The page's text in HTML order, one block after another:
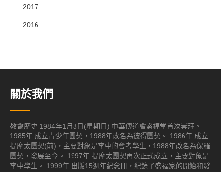
2017
2016
關於我們
教會歷史 1984年1月8日(星期日) 中華傳道會盛福堂首次崇拜。
1985年 成立青少年團契，1988年改名為彼得團契。 1986年 成立
提摩太團契(前)，主要對象是李中的會考學生，1988年改名為保羅
團契，發展至今。 1997年 提摩太團契再次正式成立，主要對象是
李中學生。 1999年 出版15週年紀念冊，紀錄了盛福家的開始和發